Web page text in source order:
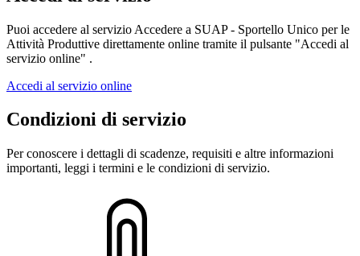
Puoi accedere al servizio Accedere a SUAP - Sportello Unico per le
Attività Produttive direttamente online tramite il pulsante "Accedi al
servizio online" .
Accedi al servizio online
Condizioni di servizio
Per conoscere i dettagli di scadenze, requisiti e altre informazioni
importanti, leggi i termini e le condizioni di servizio.